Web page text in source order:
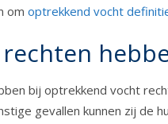
om optrekkend vocht
bij optrekkend vocht
gevallen kunnen zij de